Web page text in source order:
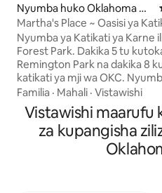
Nyumba huko Oklahoma Cit
y
Martha's Place ~ Oasisi ya
Karne yenye bwawa!
Nyumba ya Katikati ya Karne
Forest Park. Dakika 5 tu
Remington Park na dakika 8
katikati ya mji wa OKC.
kupendeza iliyo kwenye eneo
ekari 1 nzima ina madirisha
sakafuni hadi darini, bafu la
miaka ya 50, beseni la maji
la kuogelea lenye eneo la baa
Kitanda cha ukubwa wa king
Familia · Mahali · Vistawishi
Vistawishi maarufu
za kupangisha